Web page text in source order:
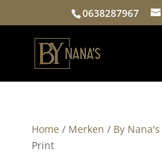
0638287967
Home / Merken / By
Print